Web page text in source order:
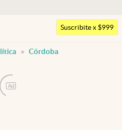
Argentina
Suscribite x $999
Córdoba
Ad